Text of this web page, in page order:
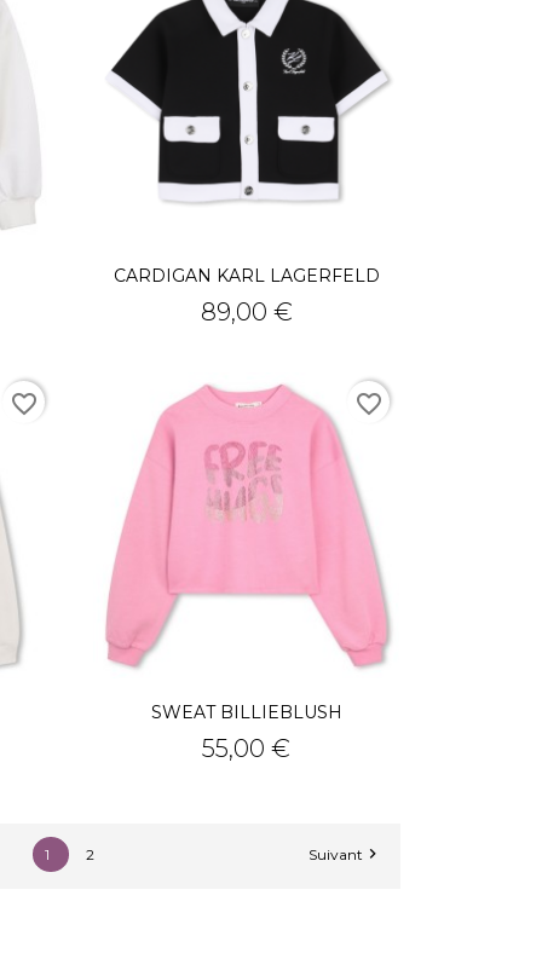
CARDIGAN KARL LAGERFELD
Prix
89,00 €
favorite_border
SWEAT BILLIEBLUSH
Prix
55,00 €
favorite_border
1 2 Suivant 